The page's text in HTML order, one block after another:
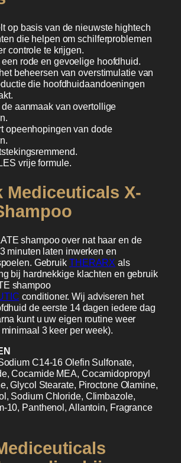
op basis van de nieuwste hightech
die helpen om schilferproblemen
controle te krijgen.
een rode en gevoelige hoofdhuid.
beheersen van overstimulatie van
die hoofdhuidaandoeningen
de aanmaak van overtollige
opeenhopingen van dode
vrije formule.
Mediceuticals X-
shampoo over nat haar en de
minuten laten inwerken en
Gebruik THERARX als
bij hardnekkige klachten en gebruik
shampoo
conditioner. Wij adviseren het
de eerste 14 dagen iedere dag
kunt u uw eigen routine weer
3 keer per week).
C14-16 Olefin Sulfonate,
Cocamide MEA, Cocamidopropyl
Glycol Stearate, Piroctone Olamine,
Sodium Chloride, Climbazole,
10, Panthenol, Allantoin, Fragrance